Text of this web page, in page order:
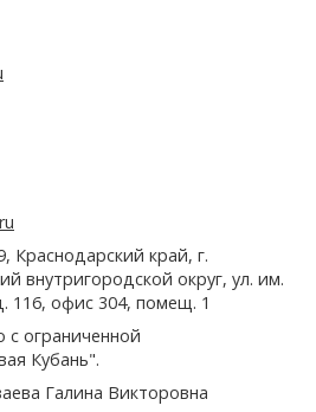
Краснодарский край, г.
внутригородской округ, ул. им.
116, офис 304, помещ. 1
ограниченной
Кубань".
Галина Викторовна